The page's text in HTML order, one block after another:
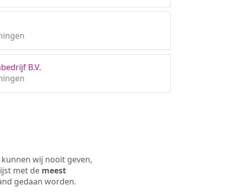
B.V.
wij nooit geven,
met de meest
gedaan worden.